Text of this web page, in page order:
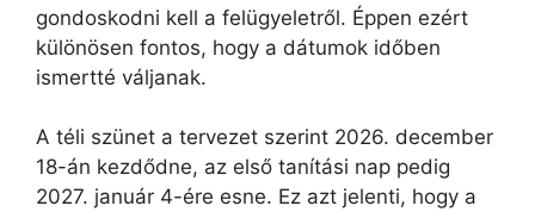
gondoskodni kell a felügyeletről. Éppen ezért
különösen fontos, hogy a dátumok időben
ismertté váljanak.
A téli szünet a tervezet szerint 2026. december
18-án kezdődne, az első tanítási nap pedig
2027. január 4-ére esne. Ez azt jelenti, hogy a